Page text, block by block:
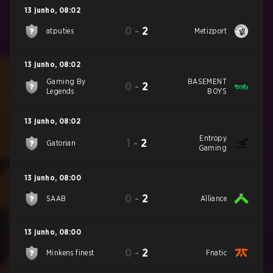
13 junho, 08:02
atputies 0 - 2 Metizport
13 junho, 08:02
Gaming By
Legends
0 - 2
BASEMENT
BOYS
13 junho, 08:02
Gatorian 1 - 2
Entropy
Gaming
13 junho, 08:00
SAAB 0 - 2 Alliance
13 junho, 08:00
Minkens finest 0 - 2 Fnatic